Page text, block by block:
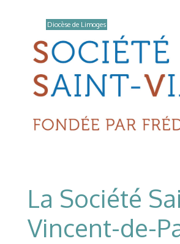
Diocèse de Limoges
La Société
Vincent-de-